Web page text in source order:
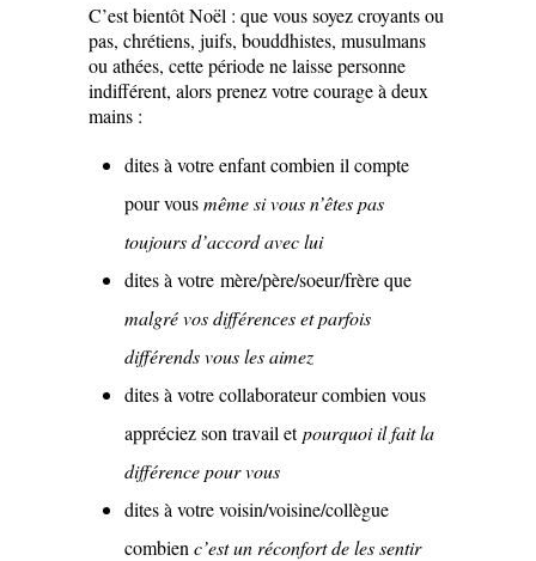
C’est bientôt Noël : que vous soyez croyants ou
pas, chrétiens, juifs, bouddhistes, musulmans
ou athées, cette période ne laisse personne
indifférent, alors prenez votre courage à deux
mains :
dites à votre enfant combien il compte
pour vousmême si vous n’êtes pas
toujours d’accord avec lui
dites à votre mère/père/soeur/frère que
malgré vos différences et parfois
différends vous les aimez
dites à votre collaborateur combien vous
appréciez son travail etpourquoi il fait la
différence pour vous
dites à votre voisin/voisine/collègue
combien c’est un réconfort de les sentir